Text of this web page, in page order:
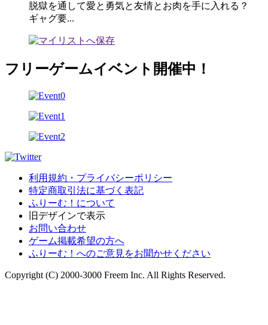
脱獄を通して愛と勇気と友情とお肉を手に入れる？
ギャグ要...
フリーゲームイベント開催中！
利用規約・プライバシーポリシー
特定商取引法に基づく表記
ふりーむ！について
旧デザインで表示
お問い合わせ
ゲーム掲載希望の方へ
ふりーむ！へのご意見をお聞かせください
Copyright (C) 2000-3000 Freem Inc. All Rights Reserved.